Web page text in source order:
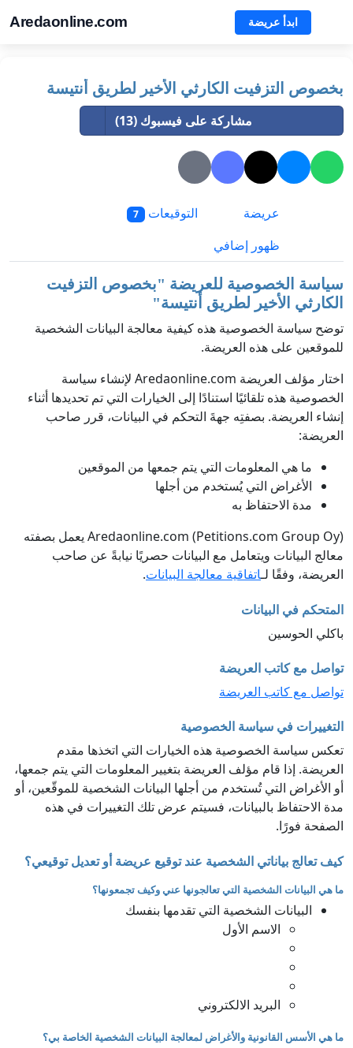
Aredaonline.com ابدأ عريضة
بخصوص التزفيت الكارثي الأخير لطريق أنتيسة
مشاركة على فيسبوك (13)
عريضة التوقيعات 7
ظهور إضافي
سياسة الخصوصية للعريضة "بخصوص التزفيت
الكارثي الأخير لطريق أنتيسة"
توضح سياسة الخصوصية هذه كيفية معالجة البيانات الشخصية
للموقعين على هذه العريضة.
اختار مؤلف العريضة Aredaonline.com لإنشاء سياسة
الخصوصية هذه تلقائيًا استنادًا إلى الخيارات التي تم تحديدها أثناء
إنشاء العريضة. بصفتِه جهةَ التحكم في البيانات، قرر صاحب
العريضة:
ما هي المعلومات التي يتم جمعها من الموقعين
الأغراض التي يُستخدم من أجلها
مدة الاحتفاظ به
Aredaonline.com (Petitions.com Group Oy) يعمل بصفته
معالج البيانات ويتعامل مع البيانات حصريًا نيابةً عن صاحب
العريضة، وفقًا لـاتفاقية معالجة البيانات.
المتحكم في البيانات
باكلي الحوسين
تواصل مع كاتب العريضة
تواصل مع كاتب العريضة
التغييرات في سياسة الخصوصية
تعكس سياسة الخصوصية هذه الخيارات التي اتخذها مقدم
العريضة. إذا قام مؤلف العريضة بتغيير المعلومات التي يتم جمعها،
أو الأغراض التي تُستخدم من أجلها البيانات الشخصية للموقّعين، أو
مدة الاحتفاظ بالبيانات، فسيتم عرض تلك التغييرات في هذه
الصفحة فورًا.
كيف تعالج بياناتي الشخصية عند توقيع عريضة أو تعديل توقيعي؟
ما هي البيانات الشخصية التي تعالجونها عني وكيف تجمعونها؟
البيانات الشخصية التي تقدمها بنفسك
الاسم الأول
البريد الالكتروني
ما هي الأسس القانونية والأغراض لمعالجة البيانات الشخصية الخاصة بي؟